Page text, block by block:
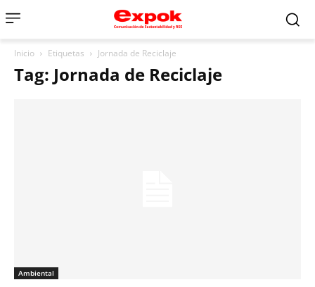
Inicio Etiquetas Jornada de Reciclaje
Tag: Jornada de Reciclaje
Ambiental